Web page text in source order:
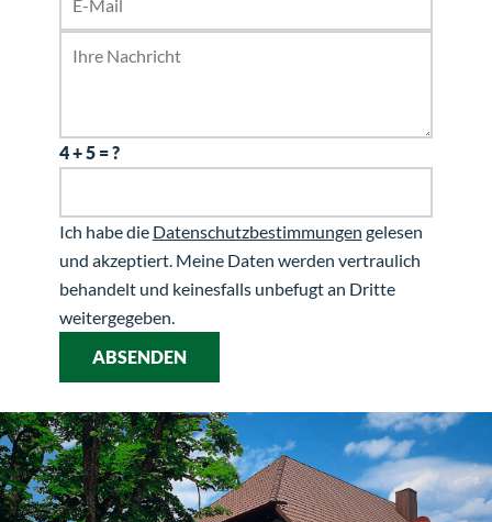
4 + 5 = ?
Ich habe die Datenschutzbestimmungen gelesen
und akzeptiert. Meine Daten werden vertraulich
behandelt und keinesfalls unbefugt an Dritte
weitergegeben.
ABSENDEN